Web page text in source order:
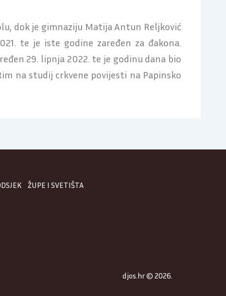
dok je gimnaziju Matija Antun Reljković
te je iste godine zaređen za đakona.
29. lipnja 2022. te je godinu dana bio
na studij crkvene povijesti na Papinsko
ŽUPE I SVETIŠTA
djos.hr © 2026.